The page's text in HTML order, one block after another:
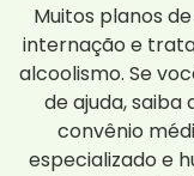
Muitos planos
internação e
alcoolismo. Se
de ajuda,
convênio
especializado e